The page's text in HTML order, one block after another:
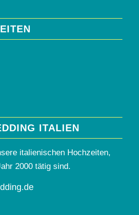
ITALIEN
italienischen Hochzeiten,
2000 tätig sind.